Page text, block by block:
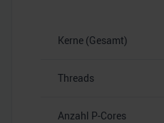
Kerne (Gesamt)
Threads
Anzahl P-Cores